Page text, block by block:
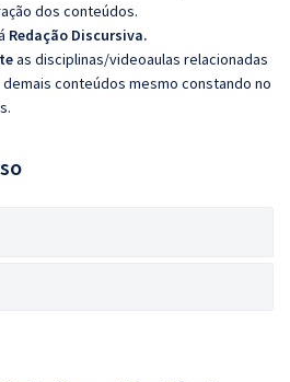
dos conteúdos.
Redação Discursiva.
as disciplinas/videoaulas relacionadas
conteúdos mesmo constando no